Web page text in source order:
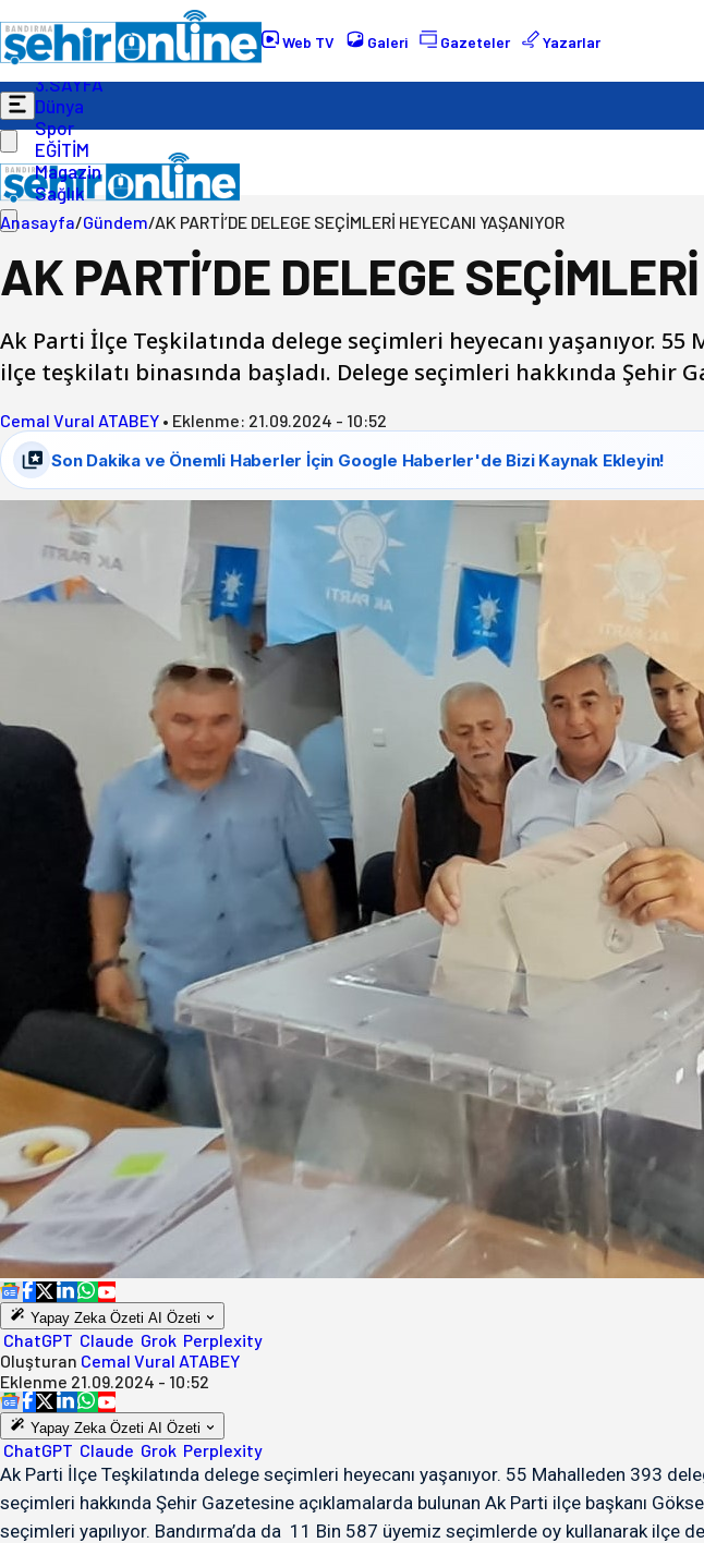
Web TV Galeri Gazeteler Yazarlar
Gündem
Ekonomi
Politika
3.SAYFA
Dünya
Spor
EĞİTİM
Magazin
Sağlık
Anasayfa/Gündem/AK PARTİ’DE DELEGE SEÇİMLERİ HEYECANI YAŞANIYOR
AK PARTİ’DE DELEGE
Ak Parti İlçe Teşkilatında delege seçimleri heyecanı yaşanıyor.
ilçe teşkilatı binasında başladı. Delege seçimleri hakkında Şehir
Cemal Vural ATABEY • Eklenme: 21.09.2024 - 10:52
Son Dakika ve Önemli Haberler İçin Google Haberler'de Bizi Kaynak Ekleyin!
Yapay Zeka Özeti AI Özeti
ChatGPT Claude Grok Perplexity
Oluşturan Cemal Vural ATABEY
Eklenme 21.09.2024 - 10:52
Yapay Zeka Özeti AI Özeti
ChatGPT Claude Grok Perplexity
Ak Parti İlçe Teşkilatında delege seçimleri heyecanı yaşanıyor. 55 Mahalleden 393
seçimleri hakkında Şehir Gazetesine açıklamalarda bulunan Ak Parti ilçe başkanı
seçimleri yapılıyor. Bandırma’da da 11 Bin 587 üyemiz seçimlerde oy kullanarak ilçe